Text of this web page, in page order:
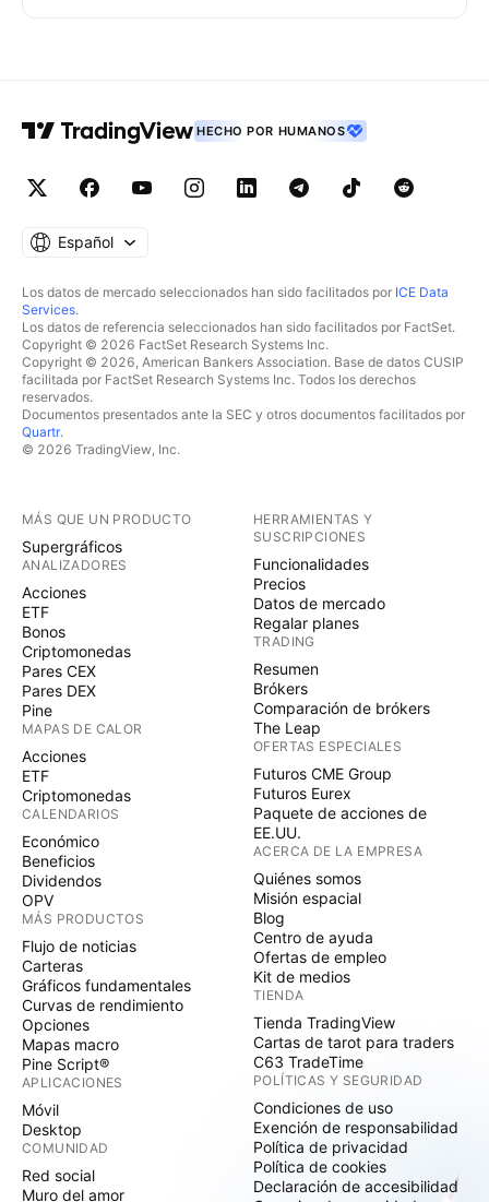
HECHO POR HUMANOS
Español
Los datos de mercado seleccionados han sido facilitados por ICE Data
Services.
Los datos de referencia seleccionados han sido facilitados por FactSet.
Copyright © 2026 FactSet Research Systems Inc.
Copyright © 2026, American Bankers Association. Base de datos CUSIP
facilitada por FactSet Research Systems Inc. Todos los derechos
reservados.
Documentos presentados ante la SEC y otros documentos facilitados por
Quartr.
© 2026 TradingView, Inc.
MÁS QUE UN PRODUCTO
Supergráficos
ANALIZADORES
Acciones
ETF
Bonos
Criptomonedas
Pares CEX
Pares DEX
Pine
MAPAS DE CALOR
Acciones
ETF
Criptomonedas
CALENDARIOS
Económico
Beneficios
Dividendos
OPV
MÁS PRODUCTOS
Flujo de noticias
Carteras
Gráficos fundamentales
Curvas de rendimiento
Opciones
Mapas macro
Pine Script®
APLICACIONES
Móvil
Desktop
COMUNIDAD
Red social
Muro del amor
HERRAMIENTAS Y
SUSCRIPCIONES
Funcionalidades
Precios
Datos de mercado
Regalar planes
TRADING
Resumen
Brókers
Comparación de brókers
The Leap
OFERTAS ESPECIALES
Futuros CME Group
Futuros Eurex
Paquete de acciones de
EE.UU.
ACERCA DE LA EMPRESA
Quiénes somos
Misión espacial
Blog
Centro de ayuda
Ofertas de empleo
Kit de medios
TIENDA
Tienda TradingView
Cartas de tarot para traders
C63 TradeTime
POLÍTICAS Y SEGURIDAD
Condiciones de uso
Exención de responsabilidad
Política de privacidad
Política de cookies
Declaración de accesibilidad